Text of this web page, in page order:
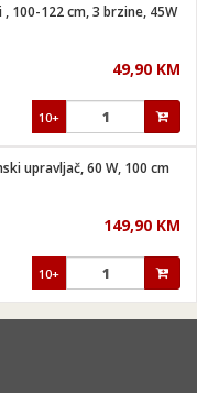
100-122 cm, 3 brzine, 45W
49,90 KM
10+
upravljač, 60 W, 100 cm
149,90 KM
10+